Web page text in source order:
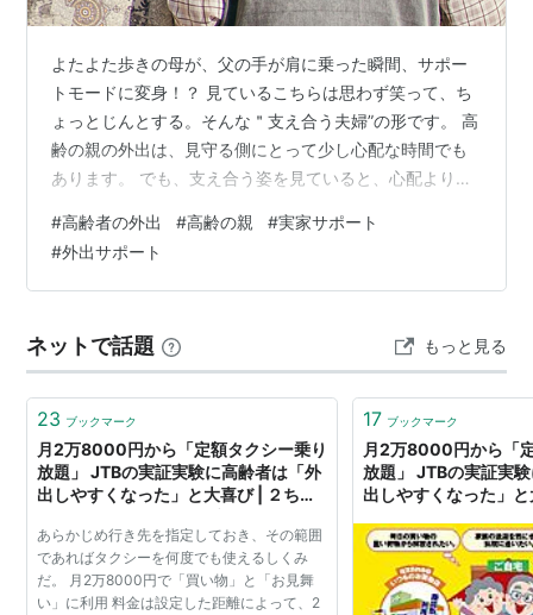
よたよた歩きの母が、父の手が肩に乗った瞬間、サポー
トモードに変身！？ 見ているこちらは思わず笑って、ち
ょっとじんとする。そんな＂支え合う夫婦”の形です。 高
齢の親の外出は、見守る側にとって少し心配な時間でも
あります。 でも、支え合う姿を見ていると、心配より温
スローモーション夫婦 うちの両親、今日もスローペー
ス。 スピード感はないけれど、ゆっくり進むのがこの家
の標準設定です。 娘は荷物持ち兼・杖サービス担当 私と
き私が杖代わり。 母はちゃっかり「今日は杖サービス付
きね」と言ってきます。 いや、…
#高齢者の外出 #高齢の親 #実家サポート
#外出サポート
ネットで話題 もっと見る
23 ブックマーク
月2万8000円から「定額タクシー乗り
放題」 JTBの実証実験に高齢者は「外
出しやすくなった」と大喜び | ２ちゃ
ァルファモザイク
あらかじめ行き先を指定しておき、その範囲
であればタクシーを何度でも使えるしくみ
だ。 月2万8000円で「買い物」と「お見舞
い」に利用 料金は設定した距離によって、2
17 ブックマーク
月2万8000円から「
放題」 JTBの実証実
出しやすくなった」